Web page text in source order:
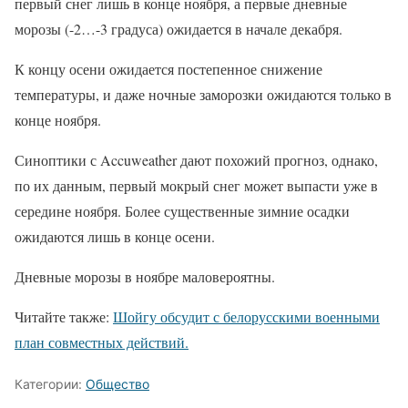
морозы (-2…-3 градуса) ожидается в начале декабря.
К концу осени ожидается постепенное снижение
температуры, и даже ночные заморозки ожидаются только в
конце ноября.
Синоптики с Accuweather дают похожий прогноз, однако,
по их данным, первый мокрый снег может выпасти уже в
середине ноября. Более существенные зимние осадки
ожидаются лишь в конце осени.
Дневные морозы в ноябре маловероятны.
Читайте также: Шойгу обсудит с белорусскими военными
план совместных действий.
Категории: Общество